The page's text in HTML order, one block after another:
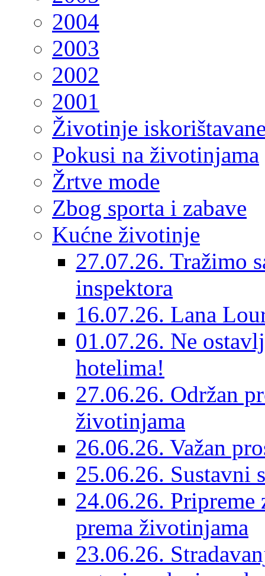
2004
2003
2002
2001
Životinje
Pokusi na životinjama
Žrtve mode
Zbog sporta i zabave
Kućne životinje
27.07.26. Tražimo
inspektora
16.07.26. Lana
01.07.26. Ne
hotelima!
27.06.26. Održan
životinjama
26.06.26. Važan
25.06.26. Sustavni
24.06.26.
prema životinjama
23.06.26.